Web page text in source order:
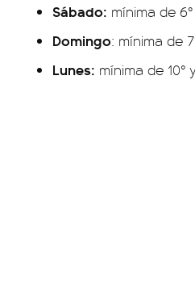
Sábado: mínima de
Domingo: mínima de
Lunes: mínima de 10°